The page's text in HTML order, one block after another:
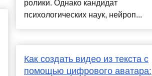
ролики. Однако кандидат
психологических наук, нейроп...
Как создать видео из текста с
помощью цифрового аватара: